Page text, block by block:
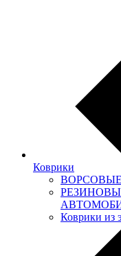
Коврики
Коврики из